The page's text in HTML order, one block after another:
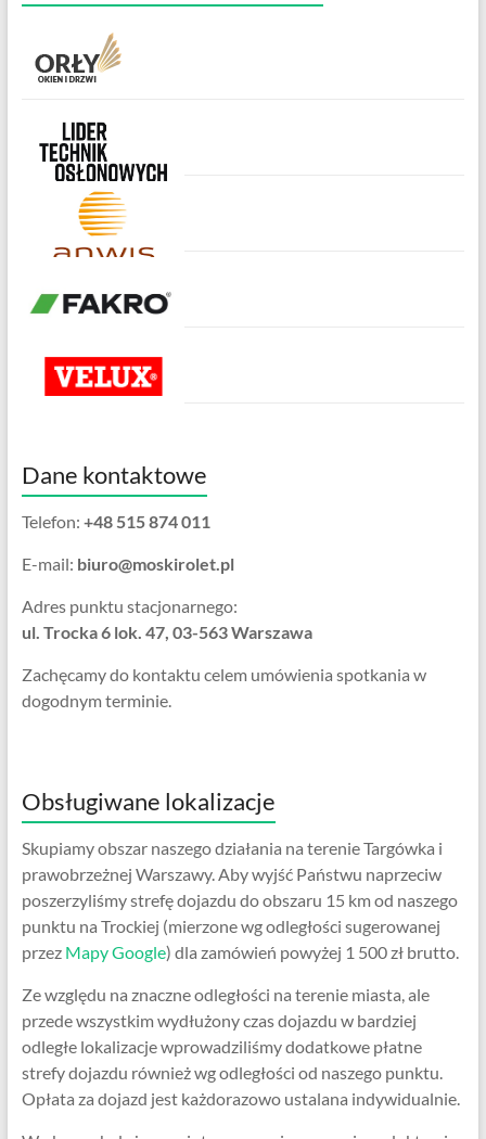
Dane kontaktowe
Telefon: +48 515 874 011
E-mail: biuro@moskirolet.pl
Adres punktu stacjonarnego:
ul. Trocka 6 lok. 47, 03-563 Warszawa
Zachęcamy do kontaktu celem umówienia spotkania w
dogodnym terminie.
Obsługiwane lokalizacje
Skupiamy obszar naszego działania na terenie Targówka i
prawobrzeżnej Warszawy. Aby wyjść Państwu naprzeciw
poszerzyliśmy strefę dojazdu do obszaru 15 km od naszego
punktu na Trockiej (mierzone wg odległości sugerowanej
przez Mapy Google) dla zamówień powyżej 1 500 zł brutto.
Ze względu na znaczne odległości na terenie miasta, ale
przede wszystkim wydłużony czas dojazdu w bardziej
odległe lokalizacje wprowadziliśmy dodatkowe płatne
strefy dojazdu również wg odległości od naszego punktu.
Opłata za dojazd jest każdorazowo ustalana indywidualnie.